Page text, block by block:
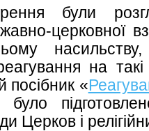
були
церковної
насильству,
на
посібник «
Церков і